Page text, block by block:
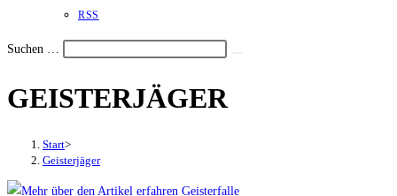
RSS
Suchen …
den
das
GEISTERJÄGER
Start>
Geisterjäger